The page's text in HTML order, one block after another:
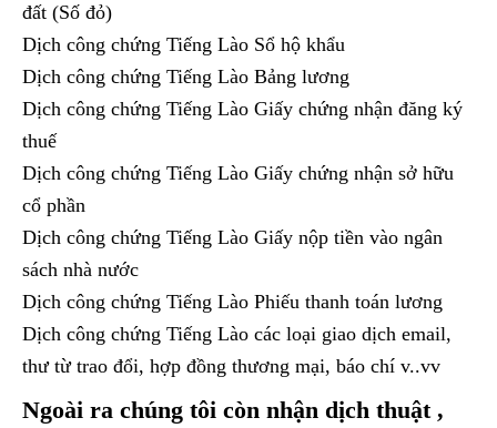
đất (Số đỏ)
Dịch công chứng Tiếng Lào Sổ hộ khẩu
Dịch công chứng Tiếng Lào Bảng lương
Dịch công chứng Tiếng Lào Giấy chứng nhận đăng ký
thuế
Dịch công chứng Tiếng Lào Giấy chứng nhận sở hữu
cổ phần
Dịch công chứng Tiếng Lào Giấy nộp tiền vào ngân
sách nhà nước
Dịch công chứng Tiếng Lào Phiếu thanh toán lương
Dịch công chứng Tiếng Lào các loại giao dịch email,
thư từ trao đổi, hợp đồng thương mại, báo chí v..vv
Ngoài ra chúng tôi còn nhận dịch thuật ,